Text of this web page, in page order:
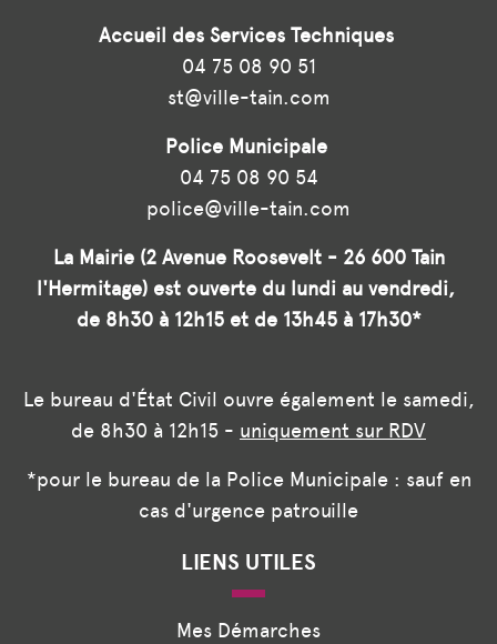
Accueil des Services Techniques
04 75 08 90 51
st@ville-tain.com
Police Municipale
04 75 08 90 54
police@ville-tain.com
La Mairie (2 Avenue Roosevelt - 26 600 Tain
l'Hermitage) est ouverte du lundi au vendredi,
de 8h30 à 12h15 et de 13h45 à 17h30*
Le bureau d'État Civil ouvre également le samedi,
de 8h30 à 12h15 - uniquement sur RDV
*pour le bureau de la Police Municipale : sauf en
cas d'urgence patrouille
LIENS UTILES
Mes Démarches